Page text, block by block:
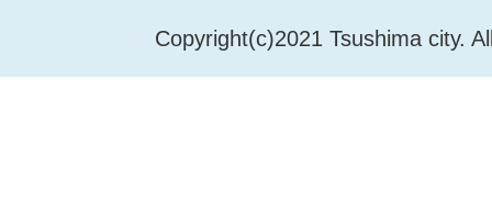
Copyright(c)2021 Tsushima city.